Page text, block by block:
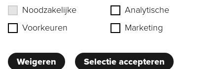
Ons verhaal
Noodzakelijke
Analytische
Voorkeuren
Marketing
Weigeren Selectie accepteren